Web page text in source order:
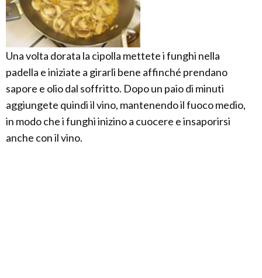
Una volta dorata la cipolla mettete i funghi nella
padella e iniziate a girarli bene affinché prendano
sapore e olio dal soffritto. Dopo un paio di minuti
aggiungete quindi il vino, mantenendo il fuoco medio,
in modo che i funghi inizino a cuocere e insaporirsi
anche con il vino.